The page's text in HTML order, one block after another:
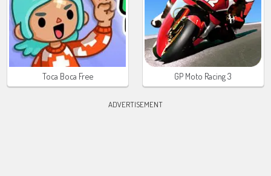
Toca Boca Free GP Moto Racing 3
ADVERTISEMENT